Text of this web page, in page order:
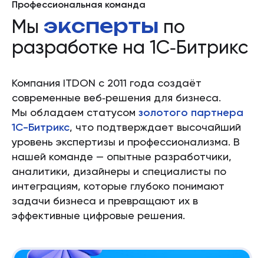
Профессиональная команда
Мы эксперты по
разработке на 1С‑Битрикс
Компания ITDON с 2011 года создаёт
современные веб‑решения для бизнеса.
Мы обладаем статусом золотого партнера
1С-Битрикс, что подтверждает высочайший
уровень экспертизы и профессионализма. В
нашей команде — опытные разработчики,
аналитики, дизайнеры и специалисты по
интеграциям, которые глубоко понимают
задачи бизнеса и превращают их в
эффективные цифровые решения.